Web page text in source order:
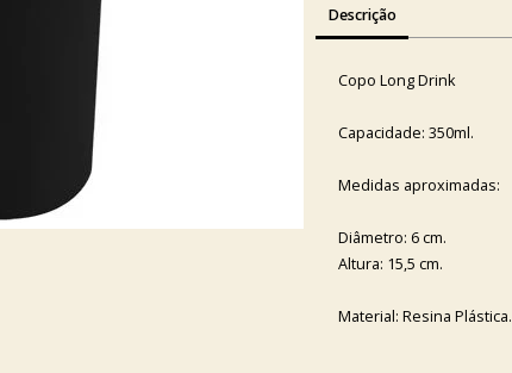
Descrição
Copo Long Drink
Capacidade: 350ml.
Medidas aproximadas:
Diâmetro: 6 cm.
Altura: 15,5 cm.
Material: Resina Plástica.